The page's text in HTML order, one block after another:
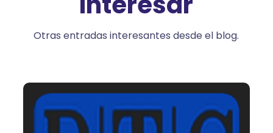
Otras entradas interesantes desde el blog.